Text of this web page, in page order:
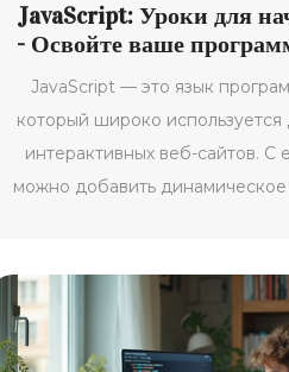
JavaScript: Уроки для
- Освойте ваше
JavaScript — это язык
который широко используется
интерактивных веб-сайтов. С
можно добавить
становится всё
разработчиков благодаря
возможности интеграции с